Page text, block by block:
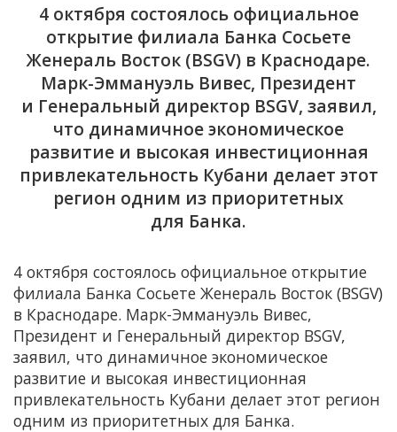
4 октября состоялось официальное
открытие филиала Банка Сосьете
Женераль Восток (BSGV) в Краснодаре.
Марк-Эммануэль Вивес, Президент
и Генеральный директор BSGV, заявил,
что динамичное экономическое
развитие и высокая инвестиционная
привлекательность Кубани делает этот
регион одним из приоритетных
для Банка.
4 октября состоялось официальное открытие
филиала Банка Сосьете Женераль Восток (BSGV)
в Краснодаре. Марк-Эммануэль Вивес,
Президент и Генеральный директор BSGV,
заявил, что динамичное экономическое
развитие и высокая инвестиционная
привлекательность Кубани делает этот регион
одним из приоритетных для Банка.